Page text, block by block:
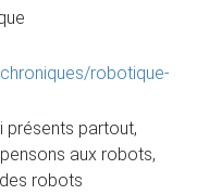
robotique-
présents partout,
aux robots,
robots